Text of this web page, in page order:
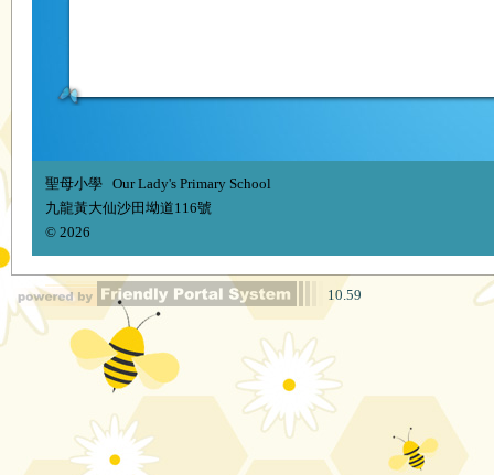
聖母小學 Our Lady's Primary School
九龍黃大仙沙田坳道116號
© 2026
10.59